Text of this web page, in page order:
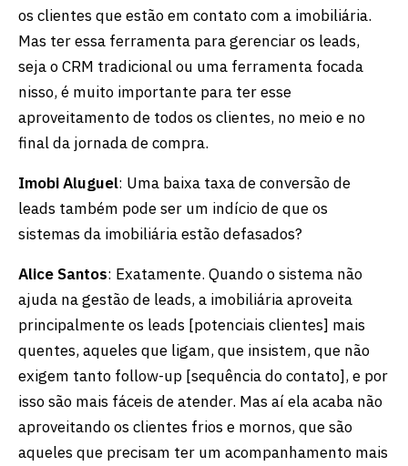
os clientes que estão em contato com a imobiliária.
Mas ter essa ferramenta para gerenciar os leads,
seja o CRM tradicional ou uma ferramenta focada
nisso, é muito importante para ter esse
aproveitamento de todos os clientes, no meio e no
final da jornada de compra.
Imobi Aluguel: Uma baixa taxa de conversão de
leads também pode ser um indício de que os
sistemas da imobiliária estão defasados?
Alice Santos: Exatamente. Quando o sistema não
ajuda na gestão de leads, a imobiliária aproveita
principalmente os leads [potenciais clientes] mais
quentes, aqueles que ligam, que insistem, que não
exigem tanto follow-up [sequência do contato], e por
isso são mais fáceis de atender. Mas aí ela acaba não
aproveitando os clientes frios e mornos, que são
aqueles que precisam ter um acompanhamento mais